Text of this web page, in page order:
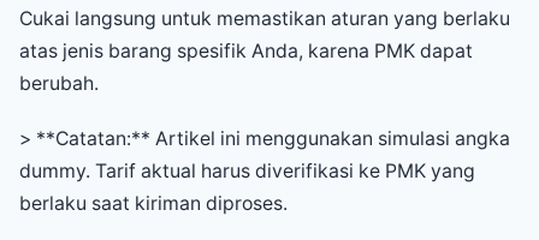
Cukai langsung untuk memastikan aturan yang berlaku
atas jenis barang spesifik Anda, karena PMK dapat
berubah.
> **Catatan:** Artikel ini menggunakan simulasi angka
dummy. Tarif aktual harus diverifikasi ke PMK yang
berlaku saat kiriman diproses.